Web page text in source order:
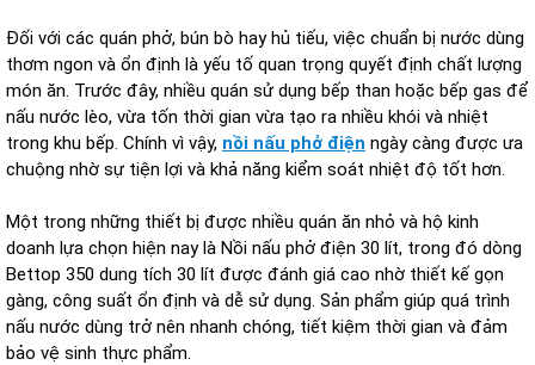
Đối với các quán phở, bún bò hay hủ tiếu, việc chuẩn bị nước dùng
thơm ngon và ổn định là yếu tố quan trọng quyết định chất lượng
món ăn. Trước đây, nhiều quán sử dụng bếp than hoặc bếp gas để
nấu nước lèo, vừa tốn thời gian vừa tạo ra nhiều khói và nhiệt
trong khu bếp. Chính vì vậy, nồi nấu phở điện ngày càng được ưa
chuộng nhờ sự tiện lợi và khả năng kiểm soát nhiệt độ tốt hơn.
Một trong những thiết bị được nhiều quán ăn nhỏ và hộ kinh
doanh lựa chọn hiện nay là Nồi nấu phở điện 30 lít, trong đó dòng
Bettop 350 dung tích 30 lít được đánh giá cao nhờ thiết kế gọn
gàng, công suất ổn định và dễ sử dụng. Sản phẩm giúp quá trình
nấu nước dùng trở nên nhanh chóng, tiết kiệm thời gian và đảm
bảo vệ sinh thực phẩm.